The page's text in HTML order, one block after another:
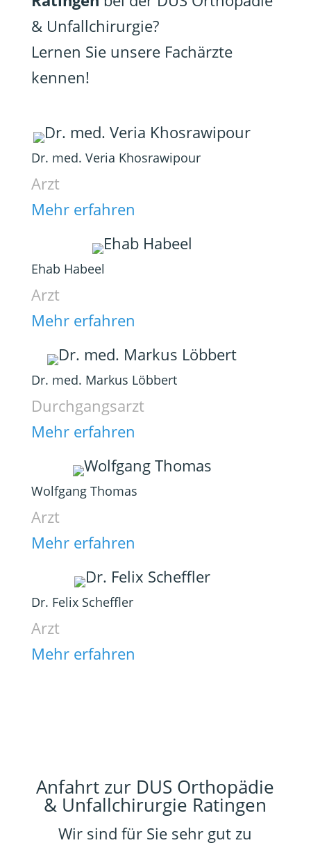
& Unfallchirurgie?
Lernen Sie unsere Fachärzte
kennen!
Dr. med. Veria Khosrawipour
Arzt
Mehr erfahren
Ehab Habeel
Arzt
Mehr erfahren
Dr. med. Markus Löbbert
Durchgangsarzt
Mehr erfahren
Wolfgang Thomas
Arzt
Mehr erfahren
Dr. Felix Scheffler
Arzt
Mehr erfahren
Anfahrt zur DUS Orthopädie
& Unfallchirurgie Ratingen
Wir sind für Sie sehr gut zu